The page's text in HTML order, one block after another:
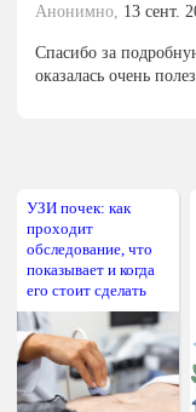
Анонимно, 13 сент.
Спасибо за
оказалась очень
УЗИ почек: как
проходит
обследование, что
показывает и когда
его стоит сделать